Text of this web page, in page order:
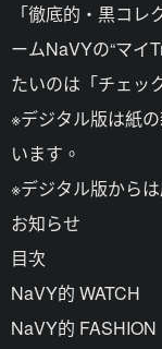
「徹底的・黒コ
ームNaVYの“マイ
たいのは「チェッ
※デジタル版は紙
います。
※デジタル版から
お知らせ
目次
NaVY的 WATCH
NaVY的 FASHION